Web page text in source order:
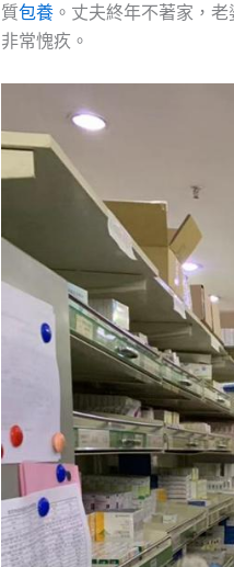
質包養 。丈夫終年不著家，
非常愧疚。